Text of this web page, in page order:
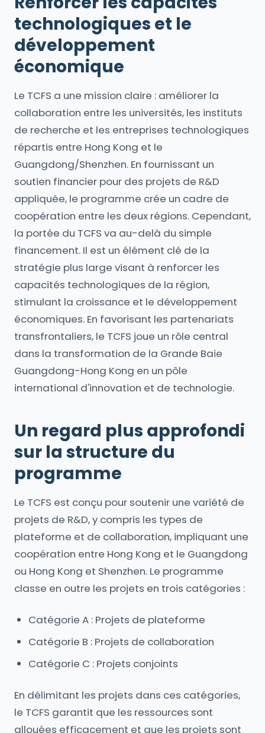
technologiques et le
développement
économique
Le TCFS a une mission claire : améliorer la
collaboration entre les universités, les instituts
de recherche et les entreprises technologiques
répartis entre Hong Kong et le
Guangdong/Shenzhen. En fournissant un
soutien financier pour des projets de R&D
appliquée, le programme crée un cadre de
coopération entre les deux régions. Cependant,
la portée du TCFS va au-delà du simple
financement. Il est un élément clé de la
stratégie plus large visant à renforcer les
capacités technologiques de la région,
stimulant la croissance et le développement
économiques. En favorisant les partenariats
transfrontaliers, le TCFS joue un rôle central
dans la transformation de la Grande Baie
Guangdong-Hong Kong en un pôle
international d'innovation et de technologie.
Un regard plus approfondi
sur la structure du
programme
Le TCFS est conçu pour soutenir une variété de
projets de R&D, y compris les types de
plateforme et de collaboration, impliquant une
coopération entre Hong Kong et le Guangdong
ou Hong Kong et Shenzhen. Le programme
classe en outre les projets en trois catégories :
Catégorie A : Projets de plateforme
Catégorie B : Projets de collaboration
Catégorie C : Projets conjoints
En délimitant les projets dans ces catégories,
le TCFS garantit que les ressources sont
allouées efficacement et que les projets sont